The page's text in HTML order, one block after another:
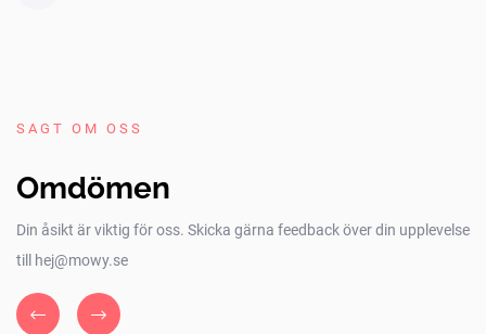
SAGT OM OSS
Omdömen
Din åsikt är viktig för oss. Skicka gärna feedback över din upplevelse
till hej@mowy.se